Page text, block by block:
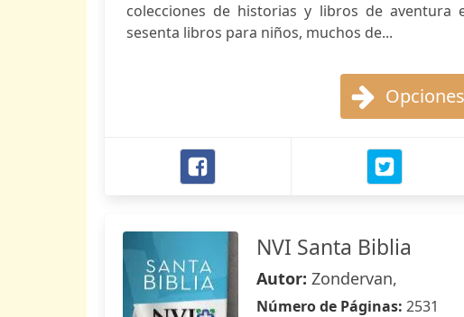
colecciones de historias y libros de
sesenta libros para niños, muchos de...
NVI Santa Biblia
Autor: Zondervan,
Número de Páginas: 2531